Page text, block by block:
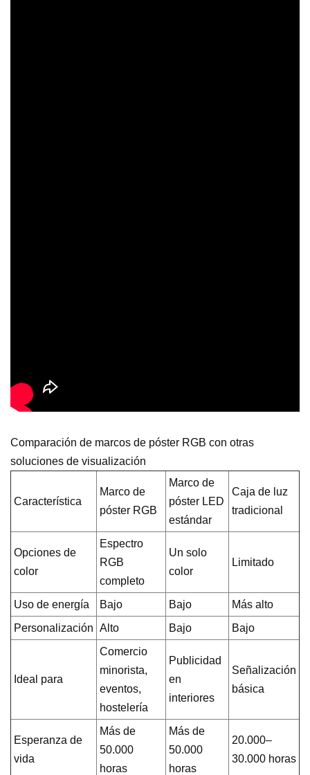
Comparación de marcos de póster RGB con otras
soluciones de visualización
Característica
Marco de
póster RGB
Marco de
póster LED
estándar
Caja de luz
tradicional
Opciones de
color
Espectro
RGB
completo
Un solo
color
Limitado
Uso de energía Bajo Bajo
Más alto
Personalización Alto Bajo Bajo
Ideal para
Comercio
minorista,
eventos,
hostelería
Publicidad
en
interiores
Señalización
básica
Esperanza de
vida
Más de
50.000
horas
Más de
50.000
horas
20.000–
30.000 horas